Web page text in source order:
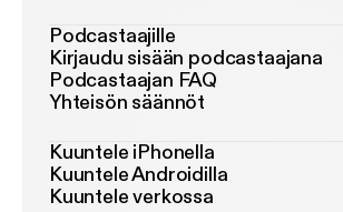
Podcastaajille
Kirjaudu sisään podcastaajana
Podcastaajan FAQ
Yhteisön säännöt
Kuuntele iPhonella
Kuuntele Androidilla
Kuuntele verkossa